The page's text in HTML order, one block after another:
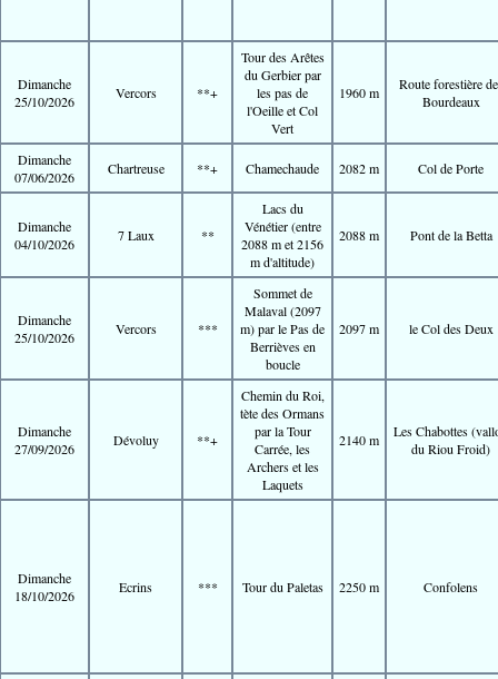
Dimanche
25/10/2026
Vercors **+
Tour des Arêtes
du Gerbier par
les pas de
l'Oeille et Col
Vert
1960 m
Route forestière
Bourdeaux
Dimanche
07/06/2026
Chartreuse **+ Chamechaude 2082 m Col de Porte
Dimanche
04/10/2026
7 Laux **
Lacs du
Vénétier (entre
2088 m et 2156
m d'altitude)
2088 m Pont de la Betta
Dimanche
25/10/2026
Vercors ***
Sommet de
Malaval (2097
m) par le Pas de
Berrièves en
boucle
2097 m le Col des Deux
Dimanche
27/09/2026
Dévoluy **+
Chemin du Roi,
tète des Ormans
par la Tour
Carrée, les
Archers et les
Laquets
2140 m
Les Chabottes
du Riou Froid)
Dimanche
18/10/2026
Ecrins *** Tour du Paletas 2250 m Confolens